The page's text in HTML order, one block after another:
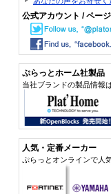
公式アカウント / ページ
ぷらっとホーム社製品
当社ブランドの製品情報
人気・定番メーカー
ぷらっとオンラインで人